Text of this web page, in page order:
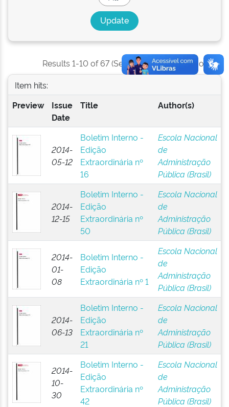
Results 1-10 of 67 (Search time: 0.027 seconds).
Item hits:
Preview
Issue
Date
Title Author(s)
2014-
05-12
Boletim Interno -
Edição
Extraordinária nº
16
Escola Nacional
de
Administração
Pública (Brasil)
2014-
12-15
Boletim Interno -
Edição
Extraordinária nº
50
Escola Nacional
de
Administração
Pública (Brasil)
2014-
01-
08
Boletim Interno -
Edição
Extraordinária nº 1
Escola Nacional
de
Administração
Pública (Brasil)
2014-
06-13
Boletim Interno -
Edição
Extraordinária nº
21
Escola Nacional
de
Administração
Pública (Brasil)
2014-
10-
30
Boletim Interno -
Edição
Extraordinária nº
42
Escola Nacional
de
Administração
Pública (Brasil)